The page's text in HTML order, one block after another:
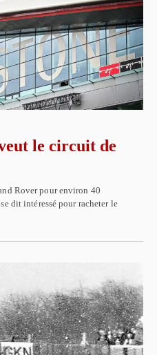
le circuit de
Rover pour environ 40
dit intéressé pour racheter le